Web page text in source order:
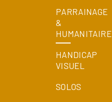
PARRAINAGE
&
HUMANITAIRE
HANDICAP
VISUEL
SOLOS